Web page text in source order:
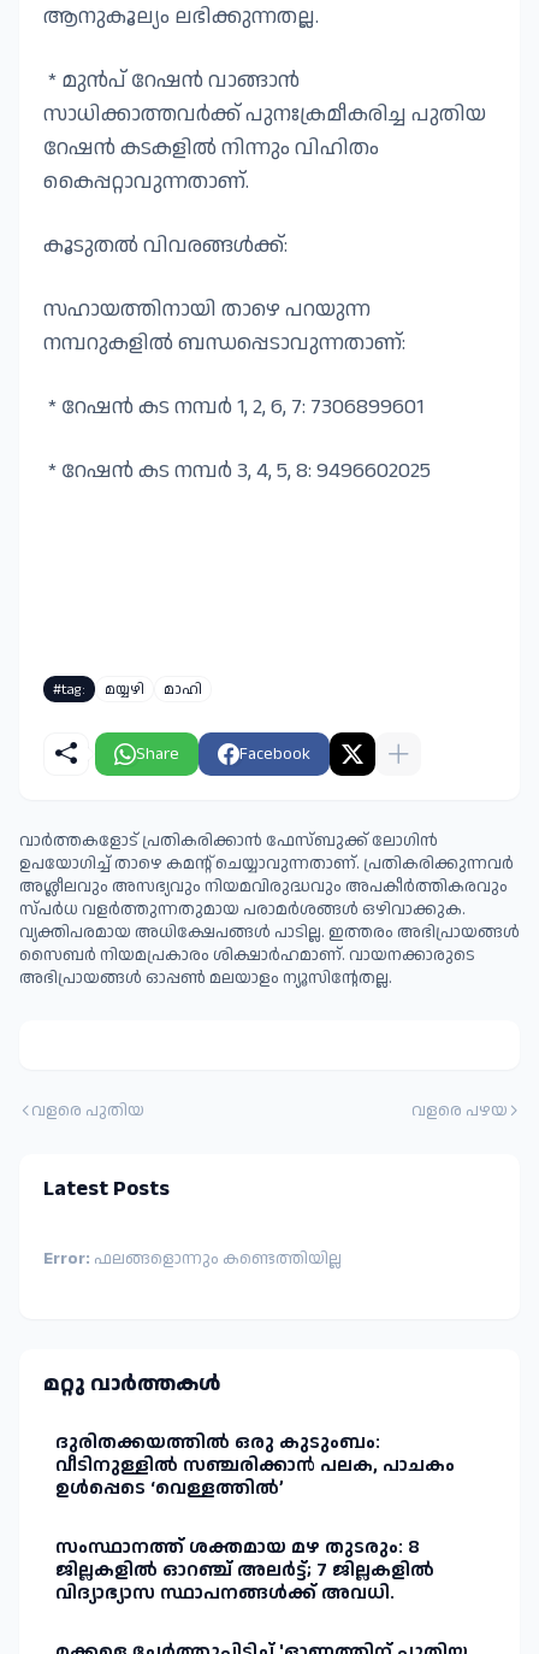
ആനുകൂല്യം ലഭിക്കുന്നതല്ല.
* മുൻപ് റേഷൻ വാങ്ങാൻ
സാധിക്കാത്തവർക്ക് പുനഃക്രമീകരിച്ച പുതിയ
റേഷൻ കടകളിൽ നിന്നും വിഹിതം
കൈപ്പറ്റാവുന്നതാണ്.
കൂടുതൽ വിവരങ്ങൾക്ക്:
സഹായത്തിനായി താഴെ പറയുന്ന
നമ്പറുകളിൽ ബന്ധപ്പെടാവുന്നതാണ്:
* റേഷൻ കട നമ്പർ 1, 2, 6, 7: 7306899601
* റേഷൻ കട നമ്പർ 3, 4, 5, 8: 9496602025
#tag: മയ്യഴി മാഹി
Share Facebook
വാർത്തകളോട് പ്രതികരിക്കാൻ ഫേസ്ബുക്ക് ലോഗിൻ
ഉപയോഗിച്ച് താഴെ കമന്റ് ചെയ്യാവുന്നതാണ്. പ്രതികരിക്കുന്നവര്‍
അശ്ലീലവും അസഭ്യവും നിയമവിരുദ്ധവും അപകീര്‍ത്തികരവും
സ്പര്‍ധ വളര്‍ത്തുന്നതുമായ പരാമര്‍ശങ്ങള്‍ ഒഴിവാക്കുക.
വ്യക്തിപരമായ അധിക്ഷേപങ്ങള്‍ പാടില്ല. ഇത്തരം അഭിപ്രായങ്ങള്‍
സൈബര്‍ നിയമപ്രകാരം ശിക്ഷാര്‍ഹമാണ്. വായനക്കാരുടെ
അഭിപ്രായങ്ങള്‍ ഓപ്പൺ മലയാളം ന്യൂസിന്റേതല്ല.
വളരെ പുതിയ വളരെ പഴയ
Latest Posts
Error: ഫലങ്ങളൊന്നും കണ്ടെത്തിയില്ല
മറ്റു വാർത്തകള്‍
ദുരിതക്കയത്തിൽ ഒരു കുടുംബം:
വീടിനുള്ളിൽ സഞ്ചരിക്കാൻ പലക, പാചകം
ഉൾപ്പെടെ ‘വെള്ളത്തിൽ’
സംസ്ഥാനത്ത് ശക്തമായ മഴ തുടരും: 8
ജില്ലകളിൽ ഓറഞ്ച് അലർട്ട്; 7 ജില്ലകളിൽ
വിദ്യാഭ്യാസ സ്ഥാപനങ്ങൾക്ക് അവധി.